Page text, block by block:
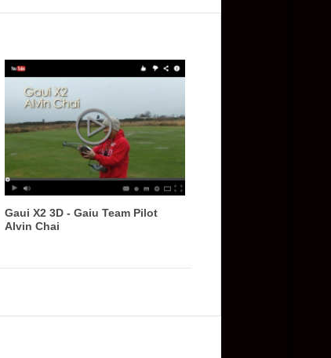
Gaui X2 3D - Gaiu Team Pilot
Alvin Chai